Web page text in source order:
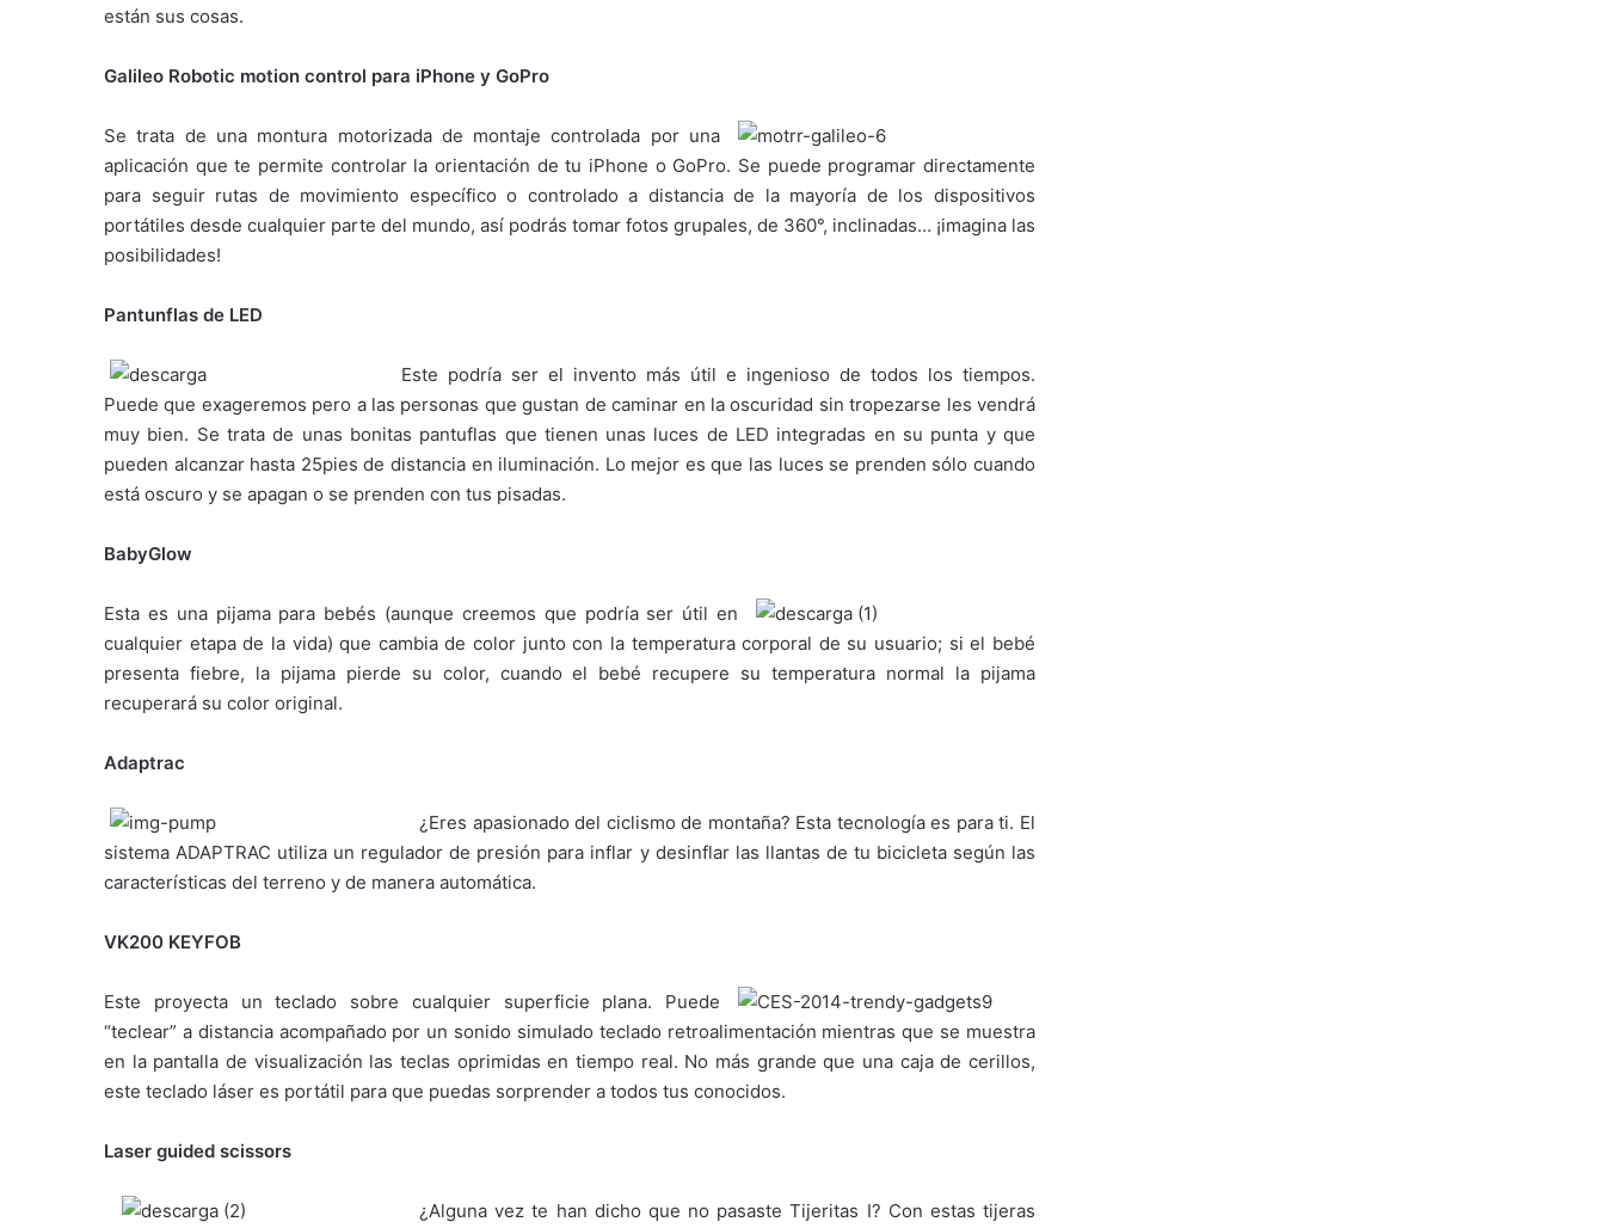
están sus cosas.
Galileo Robotic motion control para iPhone y GoPro
Se trata de una montura motorizada de montaje controlada por una
aplicación que te permite controlar la orientación de tu iPhone o GoPro. Se puede programar directamente
para seguir rutas de movimiento específico o controlado a distancia de la mayoría de los dispositivos
portátiles desde cualquier parte del mundo, así podrás tomar fotos grupales, de 360°, inclinadas… ¡imagina las
posibilidades!
Pantunflas de LED
Este podría ser el invento más útil e ingenioso de todos los tiempos.
Puede que exageremos pero a las personas que gustan de caminar en la oscuridad sin tropezarse les vendrá
muy bien. Se trata de unas bonitas pantuflas que tienen unas luces de LED integradas en su punta y que
pueden alcanzar hasta 25pies de distancia en iluminación. Lo mejor es que las luces se prenden sólo cuando
está oscuro y se apagan o se prenden con tus pisadas.
BabyGlow
Esta es una pijama para bebés (aunque creemos que podría ser útil en
cualquier etapa de la vida) que cambia de color junto con la temperatura corporal de su usuario; si el bebé
presenta fiebre, la pijama pierde su color, cuando el bebé recupere su temperatura normal la pijama
recuperará su color original.
Adaptrac
¿Eres apasionado del ciclismo de montaña? Esta tecnología es para ti. El
sistema ADAPTRAC utiliza un regulador de presión para inflar y desinflar las llantas de tu bicicleta según las
características del terreno y de manera automática.
VK200 KEYFOB
Este proyecta un teclado sobre cualquier superficie plana. Puede
“teclear” a distancia acompañado por un sonido simulado teclado retroalimentación mientras que se muestra
en la pantalla de visualización las teclas oprimidas en tiempo real. No más grande que una caja de cerillos,
este teclado láser es portátil para que puedas sorprender a todos tus conocidos.
Laser guided scissors
¿Alguna vez te han dicho que no pasaste Tijeritas I? Con estas tijeras